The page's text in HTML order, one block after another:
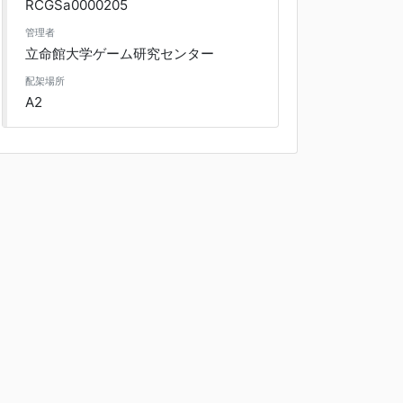
RCGSa0000205
管理者
立命館大学ゲーム研究センター
配架場所
A2